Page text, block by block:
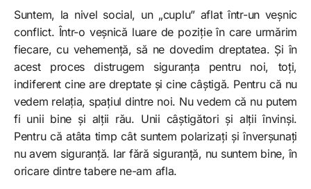
Suntem, la nivel social, un „cuplu” aflat într-un veșnic
conflict. Într-o veșnică luare de poziție în care urmărim
fiecare, cu vehemență, să ne dovedim dreptatea. Și în
acest proces distrugem siguranța pentru noi, toți,
indiferent cine are dreptate și cine câștigă. Pentru că nu
vedem relația, spațiul dintre noi. Nu vedem că nu putem
fi unii bine și alții rău. Unii câștigători și alții învinși.
Pentru că atâta timp cât suntem polarizați și înverșunați
nu avem siguranță. Iar fără siguranță, nu suntem bine, în
oricare dintre tabere ne-am afla.